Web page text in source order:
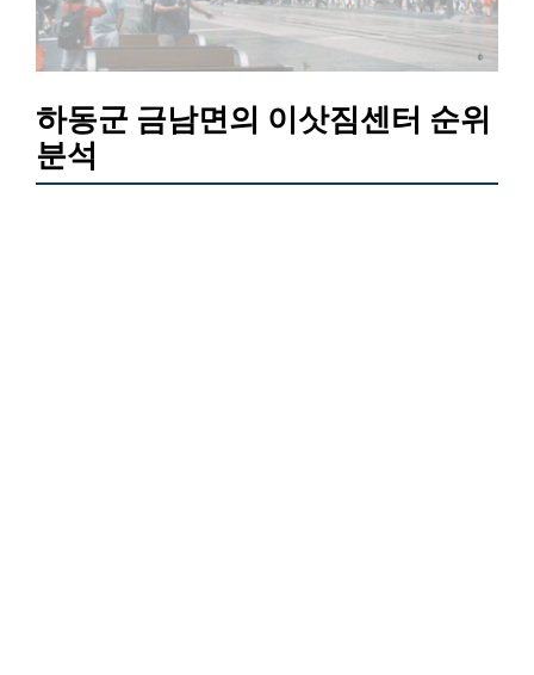
하동군 금남면의 이삿짐센터 순위
분석